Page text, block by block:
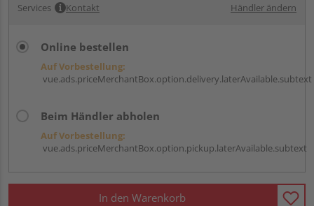
Services Kontakt Händler ändern
Online bestellen
Auf Vorbestellung:
vue.ads.priceMerchantBox.option.delivery.laterAvailable.subtext
Beim Händler abholen
Auf Vorbestellung:
vue.ads.priceMerchantBox.option.pickup.laterAvailable.subtext
In den Warenkorb